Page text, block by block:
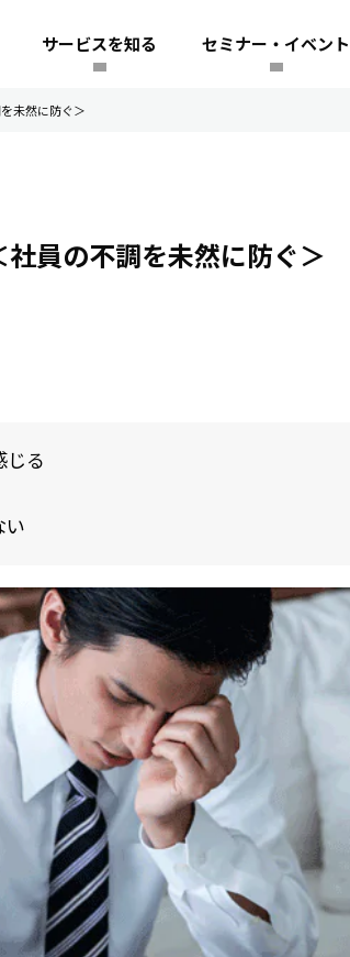
サービスを知る セミナー・イベント
未然に防ぐ＞
社員の不調を未然に防ぐ＞
じる
い